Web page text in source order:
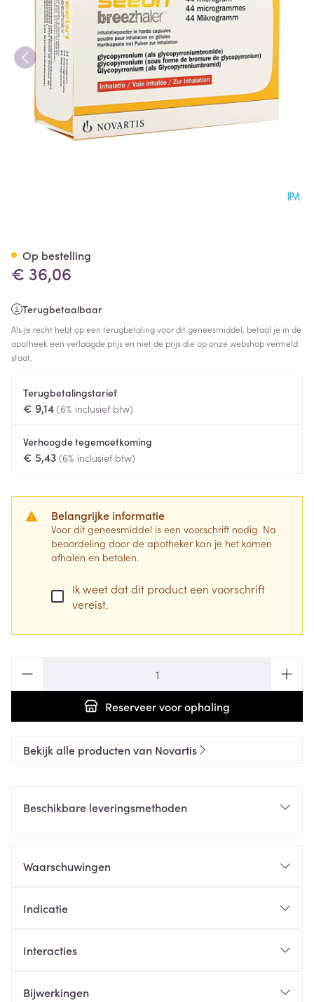
€ 36,06
Terugbetaalbaar
Als je recht hebt op een terugbetaling voor dit geneesmiddel, betaal je in de
apotheek een verlaagde prijs en niet de prijs die op onze webshop vermeld
staat.
Terugbetalingstarief
€ 9,14 (6% inclusief btw)
Verhoogde tegemoetkoming
€ 5,43 (6% inclusief btw)
Belangrijke informatie
Voor dit geneesmiddel is een voorschrift nodig. Na
beoordeling door de apotheker kan je het komen
afhalen en betalen.
Ik weet dat dit product een voorschrift
vereist.
Reserveervoor ophaling
Op bestelling
Bekijk alle producten van Novartis
Beschikbare leveringsmethoden
Waarschuwingen
Indicatie
Interacties
Bijwerkingen